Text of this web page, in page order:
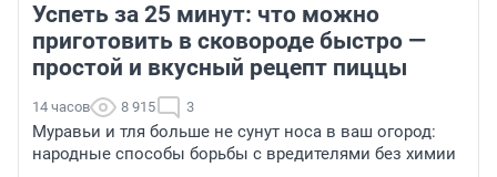
Успеть за 25 минут: что можно
приготовить в сковороде быстро —
простой и вкусный рецепт пиццы
14 часов 8 915 3
Муравьи и тля больше не сунут носа в ваш огород:
народные способы борьбы с вредителями без химии